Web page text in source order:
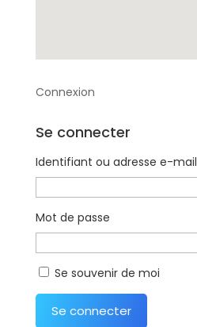
Connexion
Se connecter
Identifiant ou adresse e-mail
Mot de passe
Se souvenir de moi
Se connecter